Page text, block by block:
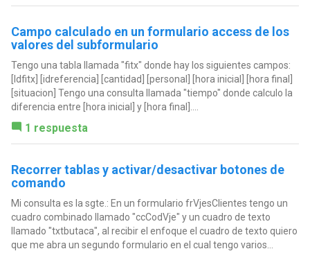
Campo calculado en un formulario access de los
valores del subformulario
Tengo una tabla llamada "fitx" donde hay los siguientes campos:
[Idfitx] [idreferencia] [cantidad] [personal] [hora inicial] [hora final]
[situacion] Tengo una consulta llamada "tiempo" donde calculo la
diferencia entre [hora inicial] y [hora final]....
1 respuesta
Recorrer tablas y activar/desactivar botones de
comando
Mi consulta es la sgte.: En un formulario frVjesClientes tengo un
cuadro combinado llamado "ccCodVje" y un cuadro de texto
llamado "txtbutaca", al recibir el enfoque el cuadro de texto quiero
que me abra un segundo formulario en el cual tengo varios...